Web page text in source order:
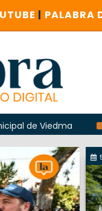
| PALABRA
La
la Feria